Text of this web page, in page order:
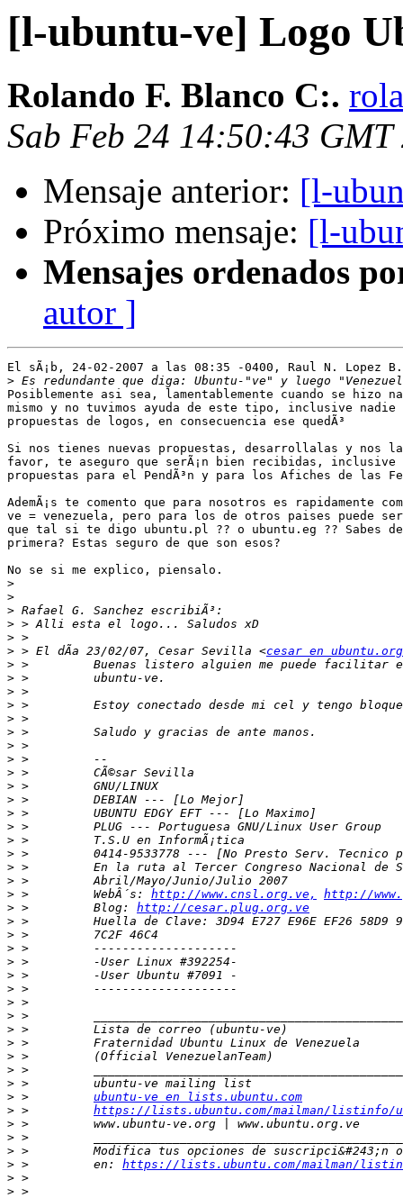
[l-ubuntu-ve] Logo
Rolando F. Blanco C:.
Sab Feb 24 14:50:43 GMT
Mensaje anterior: [l-
Próximo mensaje: [l-
Mensajes ordenados
autor ]
El sÃ¡b, 24-02-2007 a las 08:35 -0400, Raul N. Lopez
>
Posiblemente asi sea, lamentablemente cuando se hizo
mismo y no tuvimos ayuda de este tipo, inclusive nadie
propuestas de logos, en consecuencia ese quedÃ³
Si nos tienes nuevas propuestas, desarrollalas y nos
favor, te aseguro que serÃ¡n bien recibidas, inclusive
propuestas para el PendÃ³n y para los Afiches de las
AdemÃ¡s te comento que para nosotros es rapidamente
ve = venezuela, pero para los de otros paises puede
que tal si te digo ubuntu.pl ?? o ubuntu.eg ?? Sabes
primera? Estas seguro de que son esos?
No se si me explico, piensalo.
>
>
>
>
>
> > El dÃ­a 23/02/07, Cesar Sevilla <cesar en
>
>
>
>
>
>
>
>
>
>
>
>
>
>
>
>
>
> >         WebÂ´s: http://www.cnsl.org.ve,
http://
> >         Blog: http://cesar.plug.org.ve
>
>
>
>
>
>
>
>
>
>
>
>
>
> > ubuntu-ve en lists.ubuntu.com
> > https://lists.ubuntu.com/mailman/listinfo/
>
>
>
> >         en: https://lists.ubuntu.com/mailman/
>
>